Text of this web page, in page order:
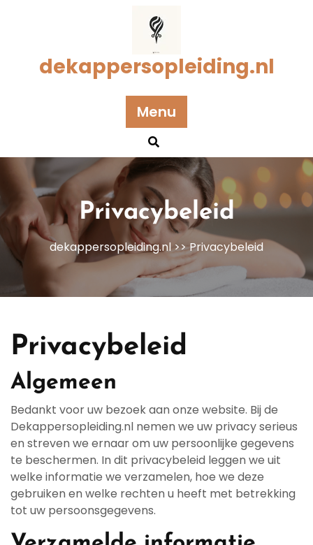
dekappersopleiding.nl
Menu
Privacybeleid
dekappersopleiding.nl>> Privacybeleid
Privacybeleid
Algemeen
Bedankt voor uw bezoek aan onze website. Bij de
Dekappersopleiding.nl nemen we uw privacy serieus
en streven we ernaar om uw persoonlijke gegevens
te beschermen. In dit privacybeleid leggen we uit
welke informatie we verzamelen, hoe we deze
gebruiken en welke rechten u heeft met betrekking
tot uw persoonsgegevens.